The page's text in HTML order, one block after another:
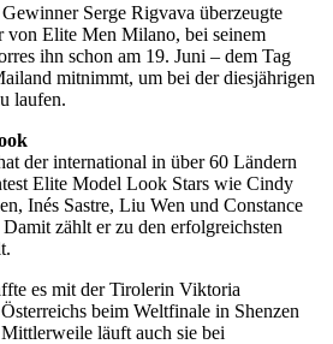
Serge Rigvava überzeugte
von Elite Men Milano, bei seinem
ihn schon am 19. Juni – dem Tag
mitnimmt, um bei der diesjährigen
laufen.
der international in über 60 Ländern
Elite Model Look Stars wie Cindy
Inés Sastre, Liu Wen und Constance
zählt er zu den erfolgreichsten
es mit der Tirolerin Viktoria
beim Weltfinale in Shenzen
läuft auch sie bei